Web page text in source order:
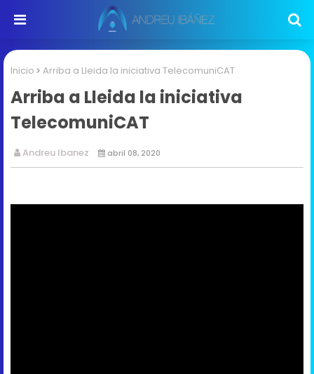
Inicio Arriba a Lleida la iniciativa TelecomuniCAT
Arriba a Lleida la iniciativa
TelecomuniCAT
Andreu Ibanez abril 08, 2020